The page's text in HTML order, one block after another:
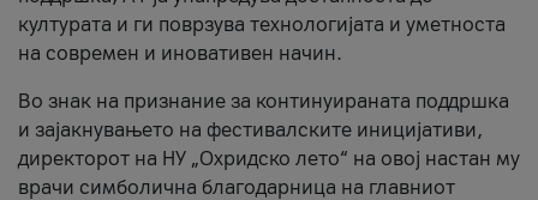
културата и ги поврзува технологијата и уметноста
на современ и иновативен начин.
Во знак на признание за континуираната поддршка
и зајакнувањето на фестивалските иницијативи,
директорот на НУ „Охридско лето“ на овој настан му
врачи симболична благодарница на главниот